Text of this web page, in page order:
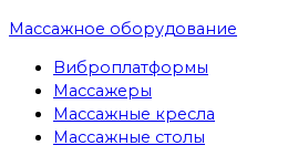
Массажное оборудование
Виброплатформы
Массажеры
Массажные кресла
Массажные столы